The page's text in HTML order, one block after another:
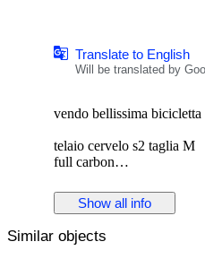
Translate to English
Will be translated by
vendo bellissima
telaio cervelo s2 taglia M
full carbon
nessun tipo di rottura, o
cerchi fulcrum racing
Show all info
Similar objects